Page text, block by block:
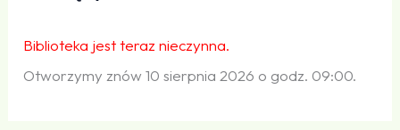
Biblioteka jest teraz nieczynna.
Otworzymy znów 10 sierpnia 2026 o godz. 09:00.